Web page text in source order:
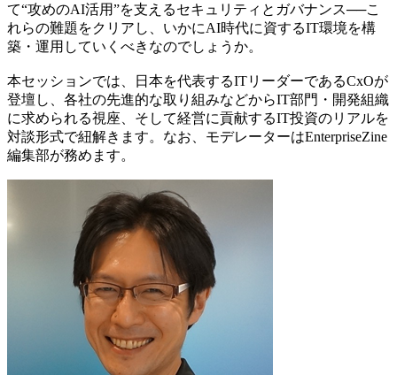
て“攻めのAI活用”を支えるセキュリティとガバナンス──こ
れらの難題をクリアし、いかにAI時代に資するIT環境を構
築・運用していくべきなのでしょうか。
本セッションでは、日本を代表するITリーダーであるCxOが
登壇し、各社の先進的な取り組みなどからIT部門・開発組織
に求められる視座、そして経営に貢献するIT投資のリアルを
対談形式で紐解きます。なお、モデレーターはEnterpriseZine
編集部が務めます。